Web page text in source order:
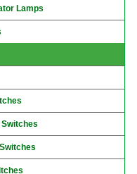
Lamps